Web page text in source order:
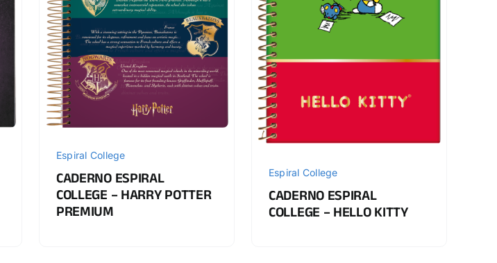
Espiral College
CADERNO ESPIRAL
COLLEGE – HARRY POTTER
PREMIUM
Espiral College
CADERNO ESPIRAL
COLLEGE – HELLO KITTY